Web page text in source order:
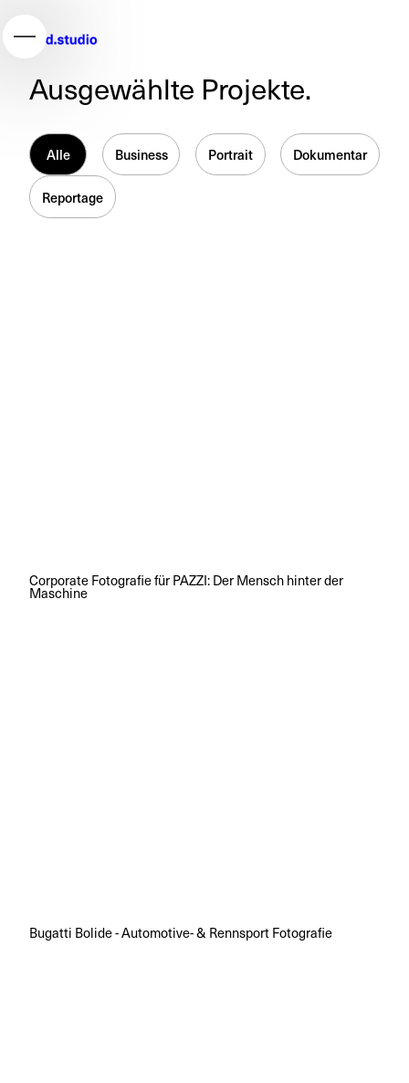
Ausgewählte Projekte.
Alle Business Portrait Dokumentar
Reportage
Corporate Fotografie für PAZZI: Der Mensch hinter der
Maschine
Bugatti Bolide - Automotive- & Rennsport Fotografie